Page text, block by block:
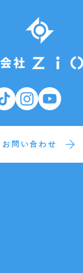
お問い合わせ